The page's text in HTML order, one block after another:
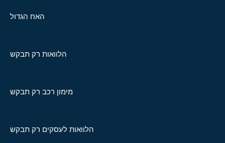
האח הגדול
הלוואות רק תבקש
מימון רכב רק תבקש
הלוואות לעסקים רק תבקש